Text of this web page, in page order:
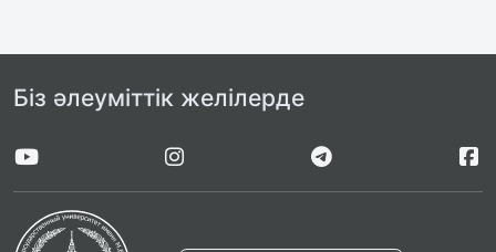
Біз әлеуміттік желілерде